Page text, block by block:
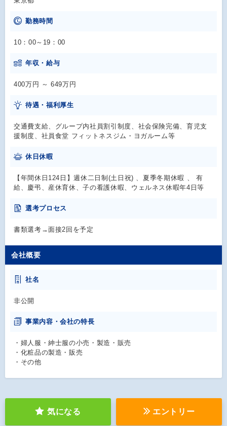
勤務時間
10：00～19：00
年収・給与
400万円 ～ 649万円
待遇・福利厚生
交通費支給、グループ内社員割引制度、社会保険完備、育児支
援制度、社員食堂 フィットネスジム・ヨガルーム等
休日休暇
【年間休日124日】週休二日制(土日祝) 、夏季冬期休暇 、 有
給、慶弔、産休育休、子の看護休暇、ウェルネス休暇年4日等
選考プロセス
書類選考→面接2回を予定
会社概要
社名
非公開
事業内容・会社の特長
・婦人服・紳士服の小売・製造・販売
・化粧品の製造・販売
・その他
気になる エントリー